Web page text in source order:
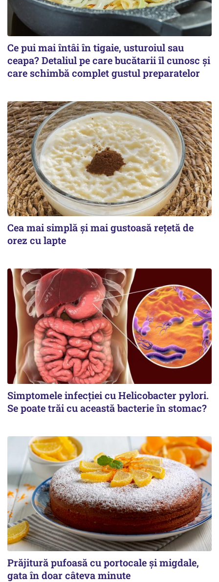
Ce pui mai întâi în tigaie, usturoiul sau
ceapa? Detaliul pe care bucătarii îl cunosc și
care schimbă complet gustul preparatelor
Cea mai simplă și mai gustoasă rețetă de
orez cu lapte
Simptomele infecției cu Helicobacter pylori.
Se poate trăi cu această bacterie în stomac?
Prăjitură pufoasă cu portocale și migdale,
gata în doar câteva minute